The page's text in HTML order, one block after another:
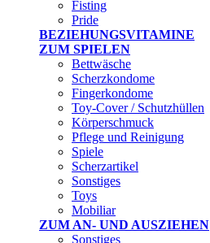
Fisting
Pride
BEZIEHUNGSVITAMINE
ZUM SPIELEN
Bettwäsche
Scherzkondome
Fingerkondome
Toy-Cover / Schutzhüllen
Körperschmuck
Pflege und Reinigung
Spiele
Scherzartikel
Sonstiges
Toys
Mobiliar
ZUM AN- UND AUSZIEHEN
Sonstiges